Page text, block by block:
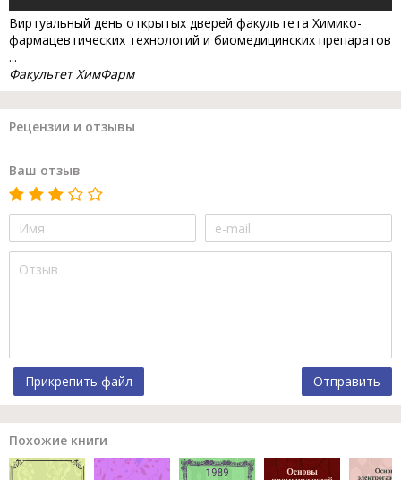
Виртуальный день открытых дверей факультета Химико-
фармацевтических технологий и биомедицинских препаратов
...
Факультет ХимФарм
Рецензии и отзывы
Ваш отзыв
Прикрепить файл Отправить
Похожие книги